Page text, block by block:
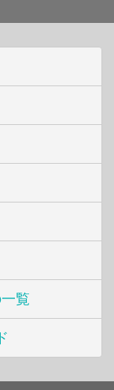
覧